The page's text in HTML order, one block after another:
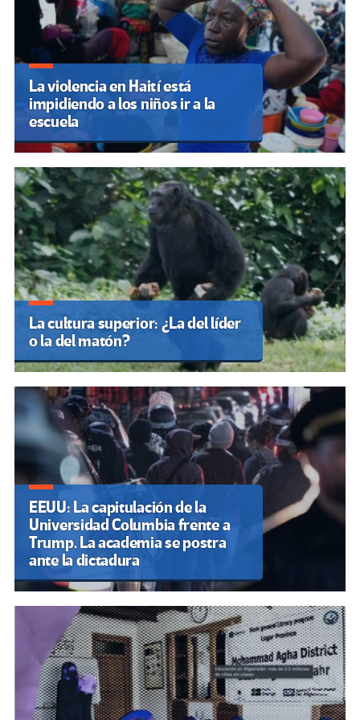
La violencia en Haití está
impidiendo a los niños ir a la
escuela
La cultura superior: ¿La del líder
o la del matón?
EEUU: La capitulación de la
Universidad Columbia frente a
Trump. La academia se postra
ante la dictadura